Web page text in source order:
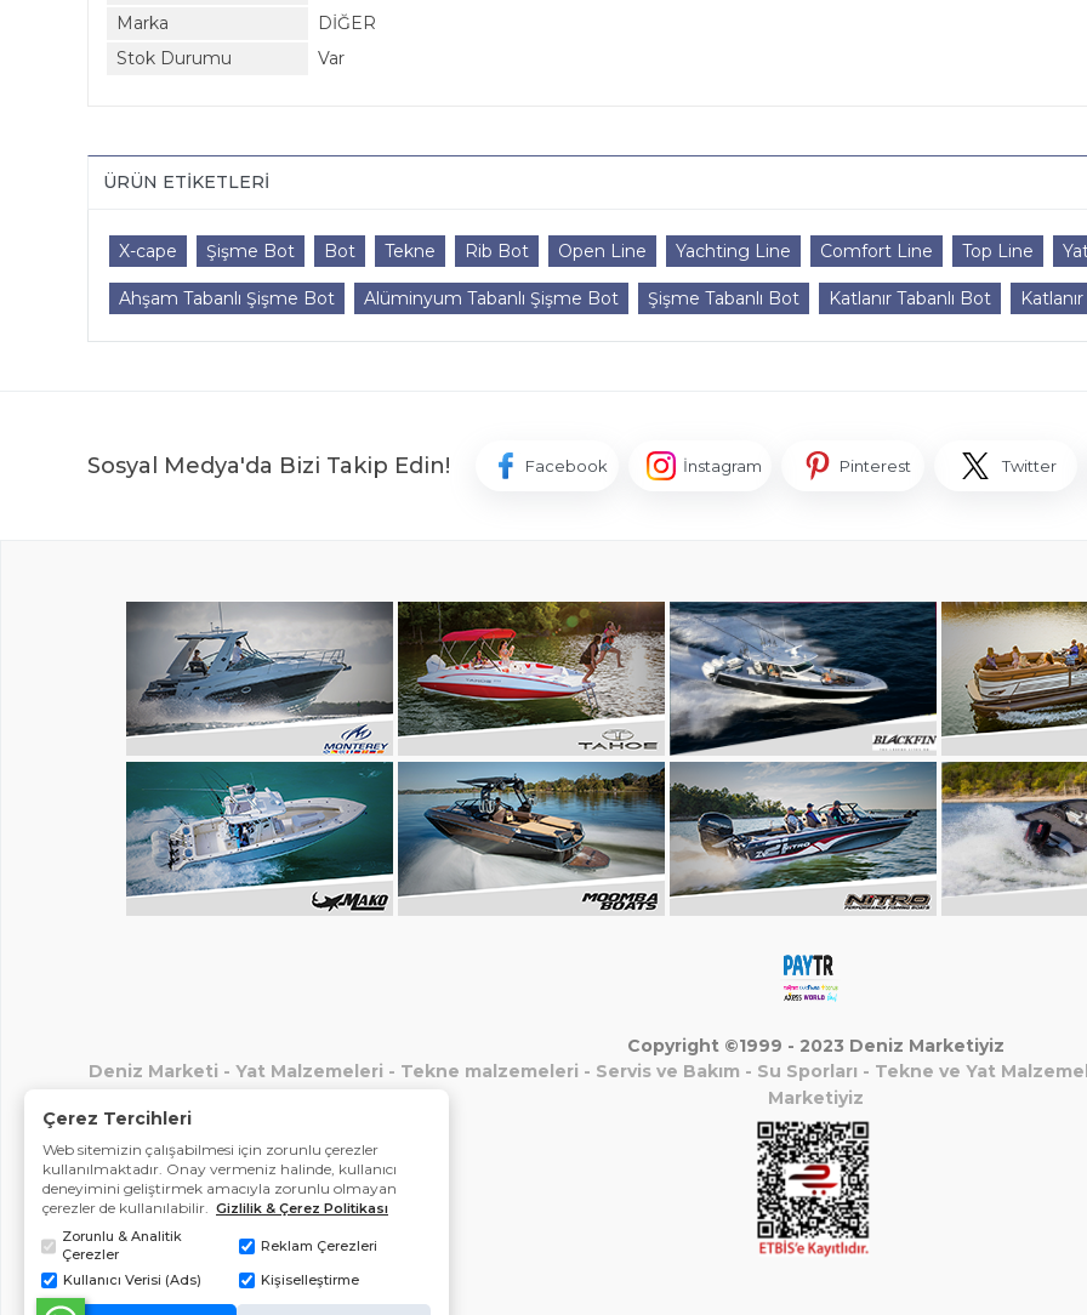
Marka
DİĞER
Stok Durumu
Var
ÜRÜN ETIKETLERI
X-cape Şişme Bot Bot Tekne Rib Bot Open Line Yachting Line Comfort Line Top Line
Ahşam Tabanlı Şişme Bot Alüminyum Tabanlı Şişme Bot Şişme Tabanlı Bot Katlanır Tabanlı Bot
Sosyal Medya'da Bizi Takip Edin! Facebook İnstagram Pinterest Twitter
Copyright ©1999 - 2023 Deniz Marketiyiz
Deniz Marketi - Yat Malzemeleri - Tekne malzemeleri - Servis ve Bakım - Su Sporları - Tekne ve Yat
Marketiyiz
Çerez Tercihleri
Web sitemizin çalışabilmesi için zorunlu çerezler
kullanılmaktadır. Onay vermeniz halinde, kullanıcı
deneyimini geliştirmek amacıyla zorunlu olmayan
çerezler de kullanılabilir. Gizlilik & Çerez Politikası
Zorunlu & Analitik
Çerezler
Reklam Çerezleri
Kullanıcı Verisi (Ads) Kişiselleştirme